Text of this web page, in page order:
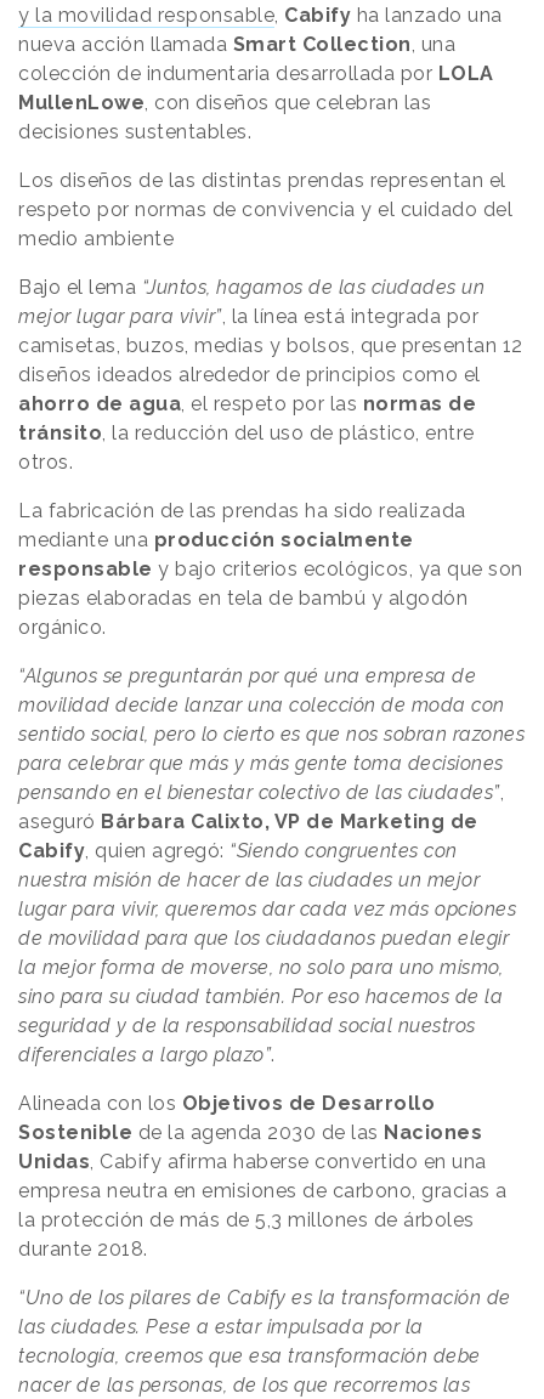
y la movilidad responsable, Cabify ha lanzado una
nueva acción llamada Smart Collection, una
colección de indumentaria desarrollada por LOLA
MullenLowe, con diseños que celebran las
decisiones sustentables.
Los diseños de las distintas prendas representan el
respeto por normas de convivencia y el cuidado del
medio ambiente
Bajo el lema “Juntos, hagamos de las ciudades un
mejor lugar para vivir”, la línea está integrada por
camisetas, buzos, medias y bolsos, que presentan 12
diseños ideados alrededor de principios como el
ahorro de agua, el respeto por las normas de
tránsito, la reducción del uso de plástico, entre
otros.
La fabricación de las prendas ha sido realizada
mediante una producción socialmente
responsable y bajo criterios ecológicos, ya que son
piezas elaboradas en tela de bambú y algodón
orgánico.
“Algunos se preguntarán por qué una empresa de
movilidad decide lanzar una colección de moda con
sentido social, pero lo cierto es que nos sobran razones
para celebrar que más y más gente toma decisiones
pensando en el bienestar colectivo de las ciudades”,
aseguró Bárbara Calixto, VP de Marketing de
Cabify, quien agregó: “Siendo congruentes con
nuestra misión de hacer de las ciudades un mejor
lugar para vivir, queremos dar cada vez más opciones
de movilidad para que los ciudadanos puedan elegir
la mejor forma de moverse, no solo para uno mismo,
sino para su ciudad también. Por eso hacemos de la
seguridad y de la responsabilidad social nuestros
diferenciales a largo plazo”.
Alineada con los Objetivos de Desarrollo
Sostenible de la agenda 2030 de las Naciones
Unidas, Cabify afirma haberse convertido en una
empresa neutra en emisiones de carbono, gracias a
la protección de más de 5,3 millones de árboles
durante 2018.
“Uno de los pilares de Cabify es la transformación de
las ciudades. Pese a estar impulsada por la
tecnología, creemos que esa transformación debe
nacer de las personas, de los que recorremos las